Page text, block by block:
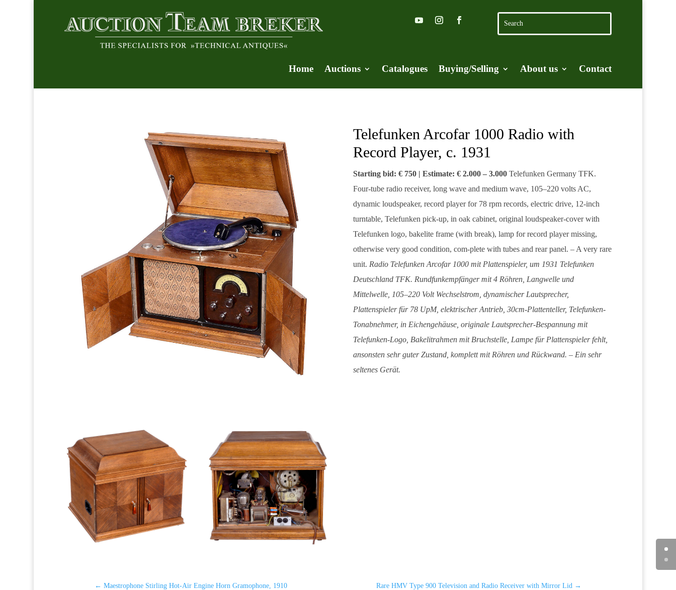
Home Auctions Catalogues Buying/Selling About us Contact
Telefunken Arcofar 1000 Radio with
Record Player, c. 1931
Starting bid: € 750 | Estimate: € 2.000 – 3.000Telefunken Germany TFK.
Four-tube radio receiver, long wave and medium wave, 105–220 volts AC,
dynamic loudspeaker, record player for 78 rpm records, electric drive, 12-inch
turntable, Telefunken pick-up, in oak cabinet, original loudspeaker-cover with
Telefunken logo, bakelite frame (with break), lamp for record player missing,
otherwise very good condition, com-plete with tubes and rear panel. – A very rare
unit. Radio Telefunken Arcofar 1000 mit Plattenspieler, um 1931 Telefunken
Deutschland TFK. Rundfunkempfänger mit 4 Röhren, Langwelle und
Mittelwelle, 105–220 Volt Wechselstrom, dynamischer Lautsprecher,
Plattenspieler für 78 UpM, elektrischer Antrieb, 30cm-Plattenteller, Telefunken-
Tonabnehmer, in Eichengehäuse, originale Lautsprecher-Bespannung mit
Telefunken-Logo, Bakelitrahmen mit Bruchstelle, Lampe für Plattenspieler fehlt,
ansonsten sehr guter Zustand, komplett mit Röhren und Rückwand. – Ein sehr
seltenes Gerät.
← Maestrophone Stirling Hot-Air Engine Horn Gramophone, 1910 Rare HMV Type 900 Television and Radio Receiver with Mirror Lid →